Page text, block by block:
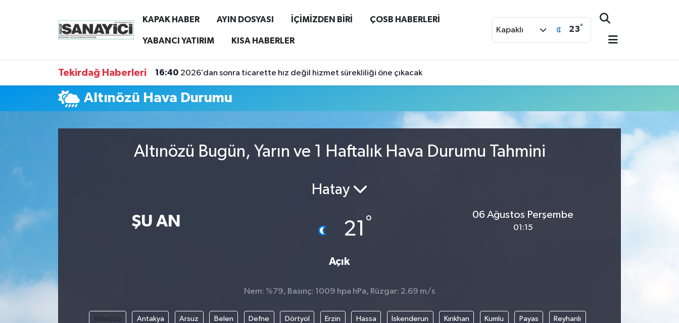
KAPAK HABER AYIN DOSYASI İÇİMİZDEN BİRİ ÇOSB HABERLERİ
YABANCI YATIRIM KISA HABERLER
Kapaklı 23°
Tekirdağ Haberleri 16:40 2026’dan sonra ticarette hız değil hizmet sürekliliği öne çıkacak
Altınözü Hava Durumu
Altınözü Bugün, Yarın ve 1 Haftalık Hava Durumu Tahmini
ŞU AN
Hatay
21 °
Açık
06 Ağustos Perşembe
01:15
Nem: %79, Basınç: 1009 hpa hPa, Rüzgar: 2.69 m/s
Altınözü Antakya Arsuz Belen Defne Dörtyol Erzin Hassa İskenderun Kırıkhan Kumlu Payas Reyhanlı
Tekirdağ Nöbetçi Eczaneler
Tekirdağ Namaz Vakitleri